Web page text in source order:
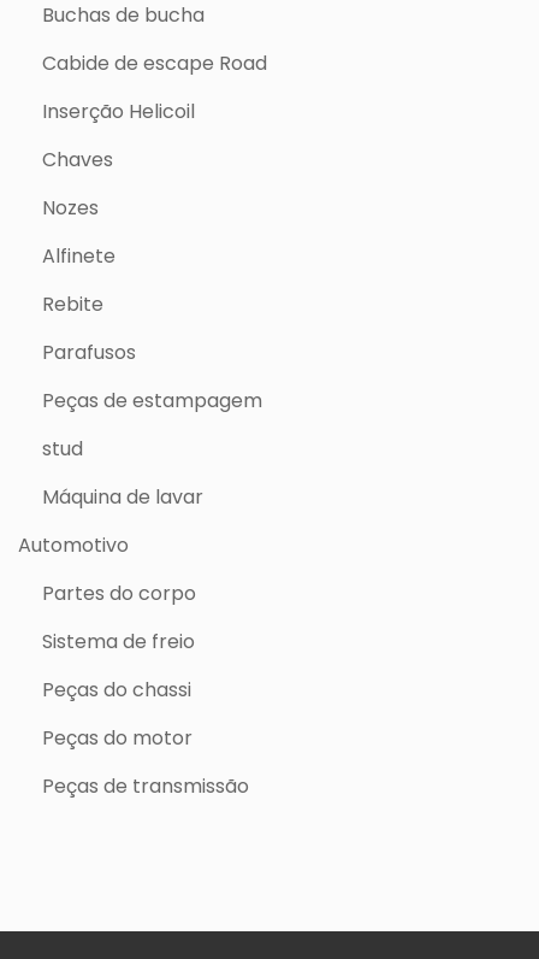
Buchas de bucha
Cabide de escape Road
Inserção Helicoil
Chaves
Nozes
Alfinete
Rebite
Parafusos
Peças de estampagem
stud
Máquina de lavar
Automotivo
Partes do corpo
Sistema de freio
Peças do chassi
Peças do motor
Peças de transmissão